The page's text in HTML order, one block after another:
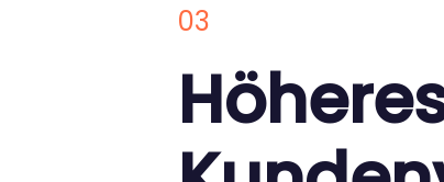
03